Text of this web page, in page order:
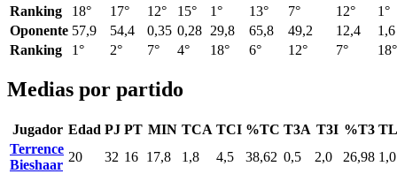
Ranking
18° 17° 12° 15° 1° 13° 7° 12°
1°
Oponente 57,9 54,4 0,35 0,28 29,8 65,8 49,2 12,4
1,6
Ranking
1° 2° 7° 4° 18° 6° 12° 7° 18°
Medias por partido
Jugador Edad PJ PT MIN TCA TCI %TC T3A T3I %T3
Terrence
Bieshaar
20 32 16 17,8 1,8 4,5 38,62 0,5 2,0 26,98 1,0